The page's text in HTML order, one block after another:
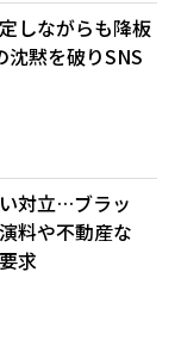
しながらも降板
沈黙を破りSNS
対立…ブラッ
料や不動産な
求